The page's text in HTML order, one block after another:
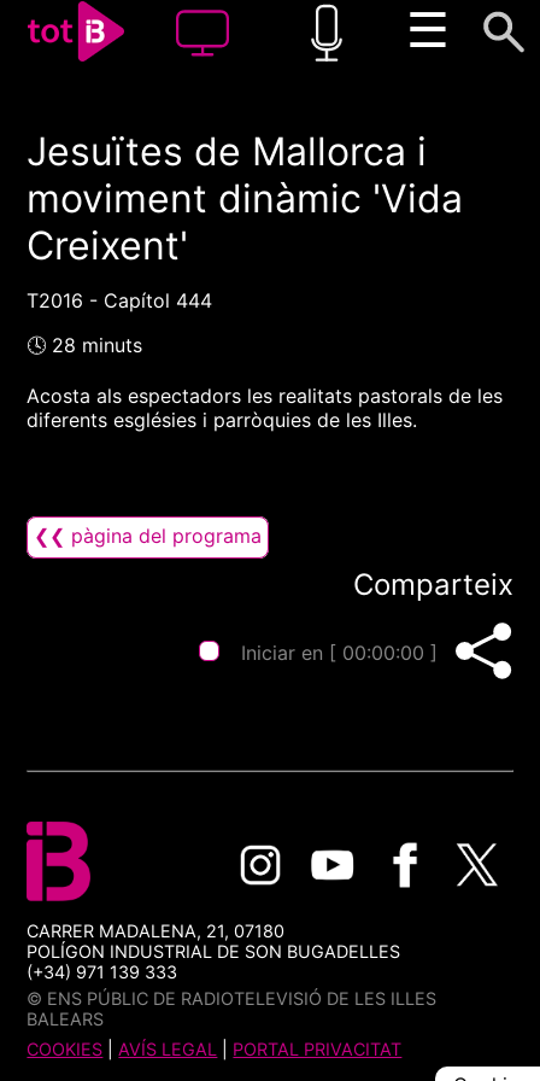
☰
00:00 00:00
1x
Jesuïtes de Mallorca i
moviment dinàmic 'Vida
Creixent'
T2016 - Capítol 444
🕓 28 minuts
Acosta als espectadors les realitats pastorals de les
diferents esglésies i parròquies de les Illes.
❮❮ pàgina del programa
Comparteix
Iniciar en [ 00:00:00 ]
CARRER MADALENA, 21, 07180
POLÍGON INDUSTRIAL DE SON BUGADELLES
(+34) 971 139 333
© ENS PÚBLIC DE RADIOTELEVISIÓ DE LES ILLES
BALEARS
COOKIES |AVÍS LEGAL PORTAL PRIVACITAT